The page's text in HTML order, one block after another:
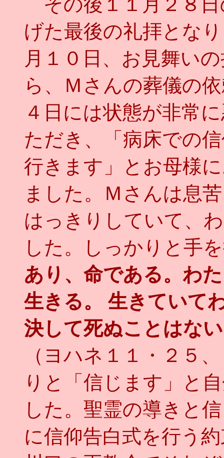
げた最後の礼拝とな
月１０日、お見舞い
ら、Ｍさんの葬儀の
４日には状態が非常
ただき、「病床での
行きます」とお母様
ました。Ｍさんは息
はっきりしていて、
した。しっかりと手
あり、命である。わ
生きる。 生きていて
決して死ぬことはな
（ヨハネ１１・２５
りと「信じます」と
した。聖霊の導きと
に信仰告白式を行う